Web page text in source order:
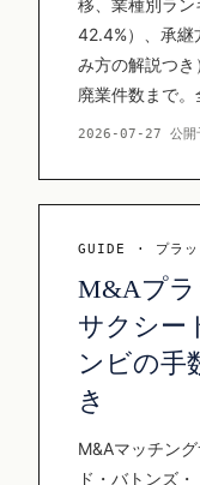
42.4%）、承継
み方の解説つ
廃業件数まで。
2026-07-27 公
GUIDE · プラッ
M&Aプ
サクシー
ンビの手
き
M&Aマッチン
ド・バトンズ